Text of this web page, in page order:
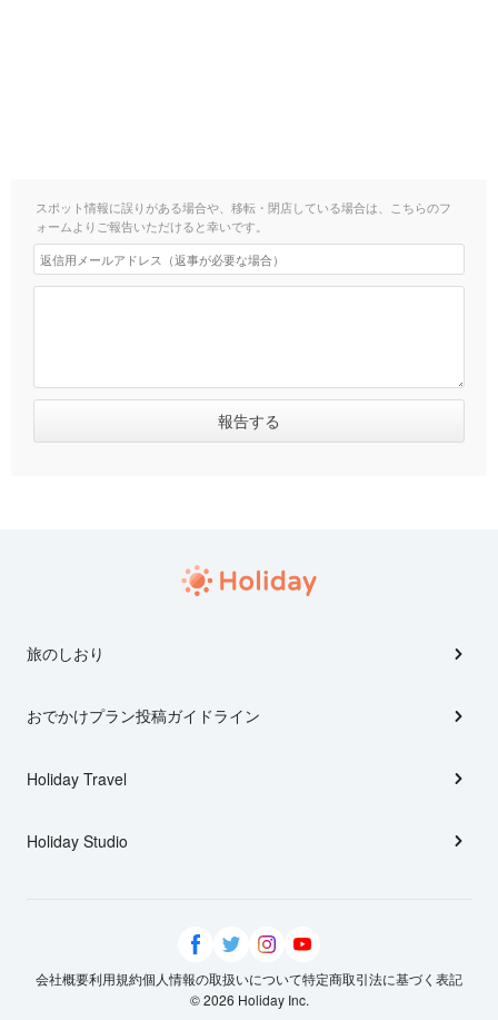
スポット情報に誤りがある場合や、移転・閉店している場合は、こちらのフ
ォームよりご報告いただけると幸いです。
旅のしおり
おでかけプラン投稿ガイドライン
Holiday Travel
Holiday Studio
会社概要利用規約個人情報の取扱いについて特定商取引法に基づく表記
© 2026 Holiday Inc.